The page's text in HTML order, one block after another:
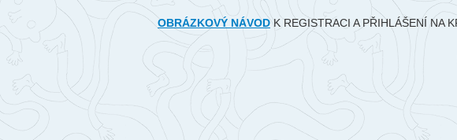
OBRÁZKOVÝ NÁVODK REGISTRACI A PŘIHLÁŠENÍ NA